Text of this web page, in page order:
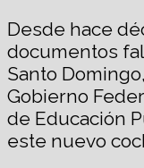
Desde hace
documentos
Santo
Gobierno
de Educación
este nuevo